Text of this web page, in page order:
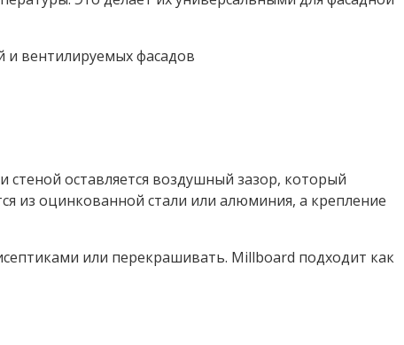
оставляется воздушный зазор, который
из оцинкованной стали или алюминия, а крепление
или перекрашивать. Millboard подходит как